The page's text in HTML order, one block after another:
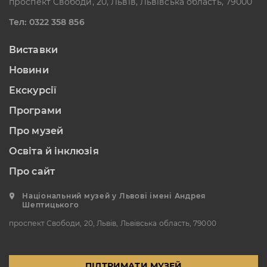
УКРАЇНА
Пн, Вт, Ср,
Художній музей
ВУЛ. БОГДАНА
ЧЕРВОНОГРАД
Пн, Вт, Ср,
Нд
Тел: 0322 358 856
Виставки
Новини
Екскурсії
Програми
Про музей
Освіта й інклюзія
Про сайт
Національний музей у Львові імені Андрея
Шептицького
проспект Свободи, 20, Львів, Львівська область, 79000